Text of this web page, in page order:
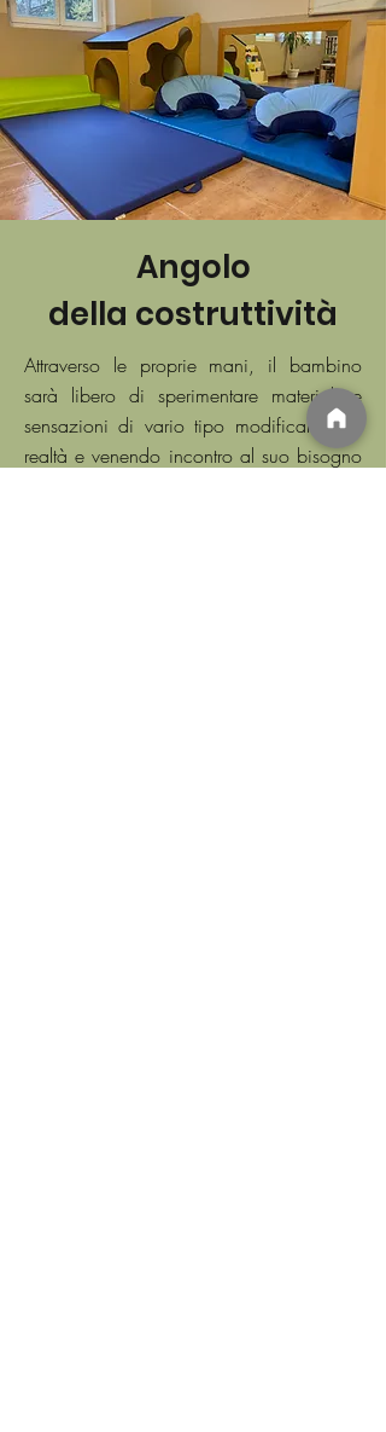
Angolo
della costruttività
Attraverso le proprie mani, il bambino
sarà libero di sperimentare materiali e
sensazioni di vario tipo modificando la
realtà e venendo incontro al suo bisogno